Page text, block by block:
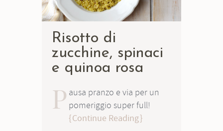
Risotto di
zucchine, spinaci
e quinoa rosa
P ausa pranzo e via per un
pomeriggio super full!
Continue Reading